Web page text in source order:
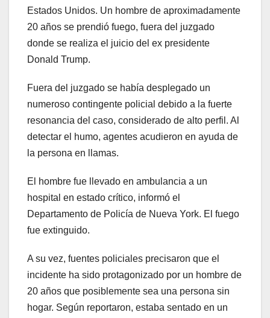
Estados Unidos. Un hombre de aproximadamente
20 años se prendió fuego, fuera del juzgado
donde se realiza el juicio del ex presidente
Donald Trump.
Fuera del juzgado se había desplegado un
numeroso contingente policial debido a la fuerte
resonancia del caso, considerado de alto perfil. Al
detectar el humo, agentes acudieron en ayuda de
la persona en llamas.
El hombre fue llevado en ambulancia a un
hospital en estado crítico, informó el
Departamento de Policía de Nueva York. El fuego
fue extinguido.
A su vez, fuentes policiales precisaron que el
incidente ha sido protagonizado por un hombre de
20 años que posiblemente sea una persona sin
hogar. Según reportaron, estaba sentado en un